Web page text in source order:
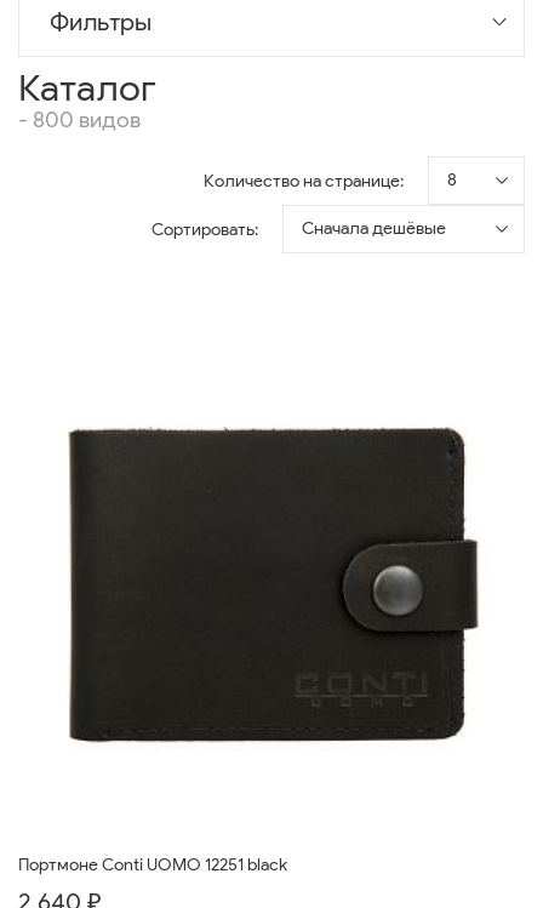
Фильтры
Каталог
- 800 видов
Количество на странице: 8
Сортировать: Сначала дешёвые
Портмоне Conti UOMO 12251 black